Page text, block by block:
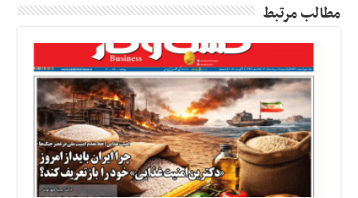
مطالب مرتبط